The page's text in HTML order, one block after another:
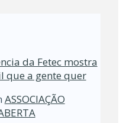
da Fetec mostra
que a gente quer
ASSOCIAÇÃO